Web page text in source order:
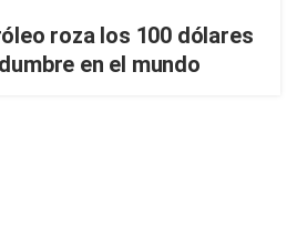
roza los 100 dólares
en el mundo